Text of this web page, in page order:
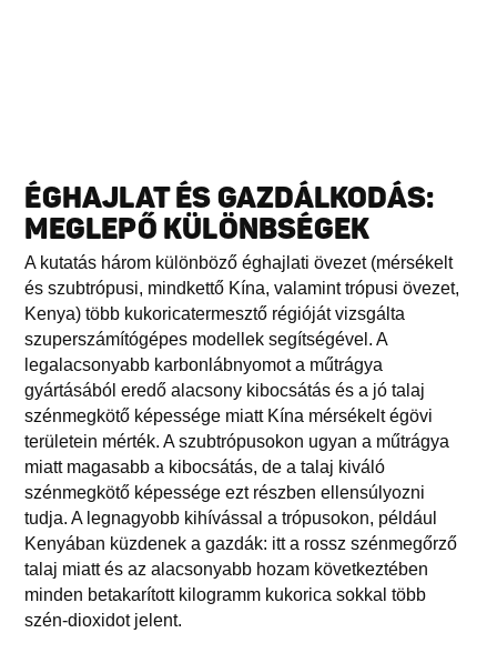
ÉGHAJLAT ÉS GAZDÁLKODÁS:
MEGLEPŐ KÜLÖNBSÉGEK
A kutatás három különböző éghajlati övezet (mérsékelt
és szubtrópusi, mindkettő Kína, valamint trópusi övezet,
Kenya) több kukoricatermesztő régióját vizsgálta
szuperszámítógépes modellek segítségével. A
legalacsonyabb karbonlábnyomot a műtrágya
gyártásából eredő alacsony kibocsátás és a jó talaj
szénmegkötő képessége miatt Kína mérsékelt égövi
területein mérték. A szubtrópusokon ugyan a műtrágya
miatt magasabb a kibocsátás, de a talaj kiváló
szénmegkötő képessége ezt részben ellensúlyozni
tudja. A legnagyobb kihívással a trópusokon, például
Kenyában küzdenek a gazdák: itt a rossz szénmegőrző
talaj miatt és az alacsonyabb hozam következtében
minden betakarított kilogramm kukorica sokkal több
szén-dioxidot jelent.